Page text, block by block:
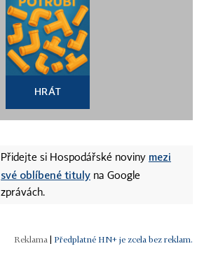
HRÁT
Přidejte si Hospodářské noviny mezi
své oblíbené tituly na Google
zprávách.
Předplatné HN+ je zcela bez reklam.